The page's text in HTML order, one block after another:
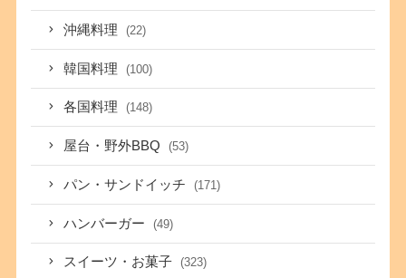
沖縄料理 (22)
韓国料理 (100)
各国料理 (148)
屋台・野外BBQ (53)
パン・サンドイッチ (171)
ハンバーガー (49)
スイーツ・お菓子 (323)